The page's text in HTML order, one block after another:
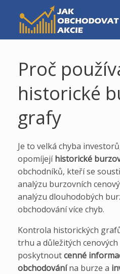
content
Proč
historické
grafy
Je to velká chyba
opomíjejíhistorické
obchodníků, kteří se
analýzu burzovních
analýzu dlouhodobých
obchodování více chyb.
Kontrola historických
trhu a důležitých
poskytnoutcenné
obchodovánína burze a